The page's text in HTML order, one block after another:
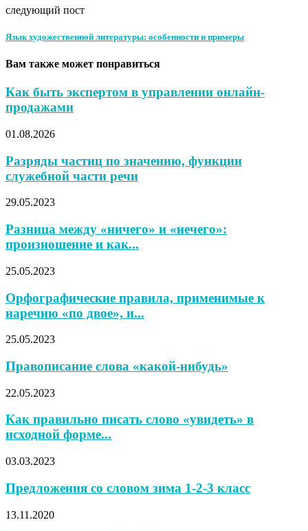
следующий пост
Язык художественной литературы: особенности и примеры
Вам также может понравиться
Как быть экспертом в управлении онлайн-
продажами
01.08.2026
Разряды частиц по значению, функции
служебной части речи
29.05.2023
Разница между «ничего» и «нечего»:
произношение и как...
25.05.2023
Орфографические правила, применимые к
наречию «по двое», и...
25.05.2023
Правописание слова «какой-нибудь»
22.05.2023
Как правильно писать слово «увидеть» в
исходной форме...
03.03.2023
Предложения со словом зима 1-2-3 класс
13.11.2020